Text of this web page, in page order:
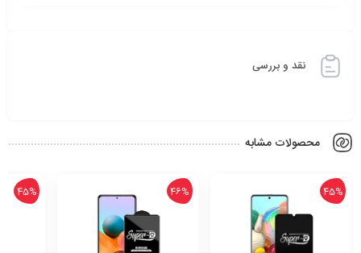
نقد و بررسی
محصولات مشابه
45%
46%
45%